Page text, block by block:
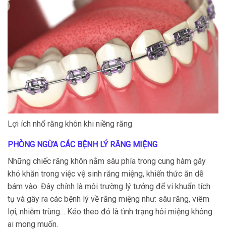
Lợi ích nhổ răng khôn khi niềng răng
PHÒNG NGỪA CÁC BỆNH LÝ RĂNG MIỆNG
Những chiếc răng khôn nằm sâu phía trong cung hàm gây
khó khăn trong việc vệ sinh răng miệng, khiến thức ăn dễ
bám vào. Đây chính là môi trường lý tưởng để vi khuẩn tích
tụ và gây ra các bệnh lý về răng miệng như: sâu răng, viêm
lợi, nhiễm trùng… Kéo theo đó là tình trạng hôi miệng không
ai mong muốn.